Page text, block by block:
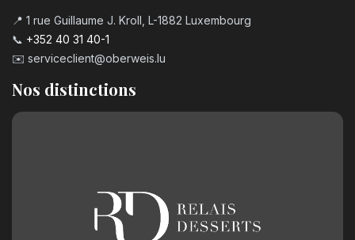
📍 1 rue Guillaume J. Kroll, L-1882 Luxembourg
📞 +352 40 31 40-1
✉️ serviceclient@oberweis.lu
Nos distinctions